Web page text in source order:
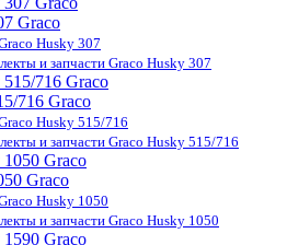
Graco
Husky 307
и запчасти Graco Husky 307
716 Graco
Husky 515/716
и запчасти Graco Husky 515/716
Graco
Husky 1050
и запчасти Graco Husky 1050